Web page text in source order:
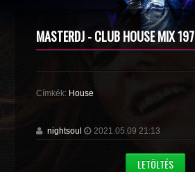
MASTERDJ - CLUB HOUSE MIX 197
Címkék: House
nightsoul 2021.05.09 21:13
LETÖLTÉS